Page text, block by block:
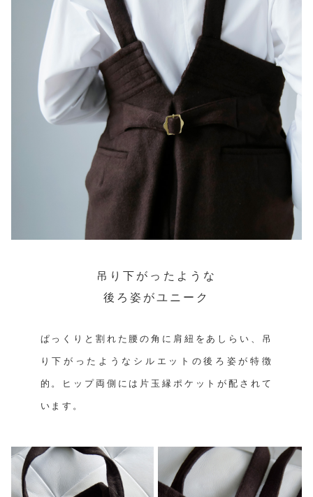
吊り下がったような
後ろ姿がユニーク
ぱっくりと割れた腰の角に肩紐をあしらい、吊
り下がったようなシルエットの後ろ姿が特徴
的。ヒップ両側には片玉縁ポケットが配されて
います。